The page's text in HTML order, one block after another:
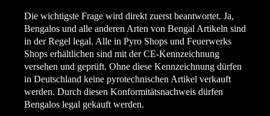
Die wichtigste Frage wird direkt zuerst beantwortet. Ja,
Bengalos und alle anderen Arten von Bengal Artikeln sind
in der Regel legal. Alle in Pyro Shops und Feuerwerks
Shops erhältlichen sind mit der CE-Kennzeichnung
versehen und geprüft. Ohne diese Kennzeichnung dürfen
in Deutschland keine pyrotechnischen Artikel verkauft
werden. Durch diesen Konformitätsnachweis dürfen
Bengalos legal gekauft werden.